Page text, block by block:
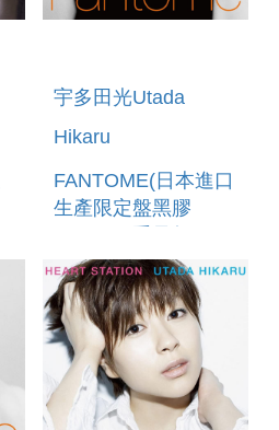
宇多田光Utada
Hikaru
FANTOME(日本進口
生產限定盤黑膠